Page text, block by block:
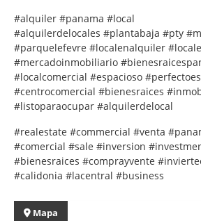
#alquiler #panama #local
#alquilerdelocales #plantabaja #pty
#parquelefevre #localenalquiler
#mercadoinmobiliario
#localcomercial #espacioso
#centrocomercial #bienesraices
#listoparaocupar #alquilerdelocal
#realestate #commercial #venta
#comercial #sale #inversion
#bienesraices #comprayvente
#calidonia #lacentral #business
Mapa